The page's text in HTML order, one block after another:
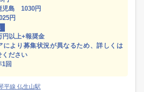
児島 1030円
円
円以上+報奨金
より募集状況が異なるため、詳しくは
ください
回
平線 仏生山駅